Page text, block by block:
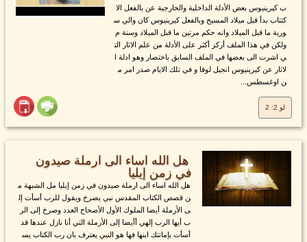
ب كيرينيوس بعض الأدلة الداخلية والخارجية عن بالفعل الا
كتتاب بدأ قبل ميلاد المسيح وبالفعل كيرينيوس كان والي س
ورية ما قبل الميلاد وانه حكم مرتين ما قبل الميلاد وسنة م
ولكن في هذا الملف أركز أكثر على الأدلة من علم الاثار الت
ي اشرت الى بعضها في الملف السابق باختصار وهو ادلة ا
لاثار عن كيرينيوس انجيل لوقا و في تلك الايام صدر امر م
ن اوغسطس...
لو 2: 2
هل الله اساء الى ارملة صيدون
في زمن إيليا
هل الله اساء الى ارملة صيدون في زمن إيليا مل الشبهة م
ن قصص الكتاب المقدس نبي يصرخ ويقول للرب أسأت إل
ى الأرملة أيضا الملوك الأول الأصحاح العدد وصرخ إلى الر
ب أيها الرب إلهي أأيضا إلى الأرملة التي أنا نازل عندها قد
أسأت بإماتتك ابنها فها هو النبي يعترف بان رب الكتاب يس